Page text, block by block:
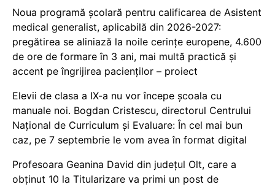
Noua programă școlară pentru calificarea de Asistent
medical generalist, aplicabilă din 2026-2027:
pregătirea se aliniază la noile cerințe europene, 4.600
de ore de formare în 3 ani, mai multă practică și
accent pe îngrijirea pacienților – proiect
Elevii de clasa a IX-a nu vor începe școala cu
manuale noi. Bogdan Cristescu, directorul Centrului
Național de Curriculum și Evaluare: În cel mai bun
caz, pe 7 septembrie le vom avea în format digital
Profesoara Geanina David din județul Olt, care a
obținut 10 la Titularizare va primi un post de